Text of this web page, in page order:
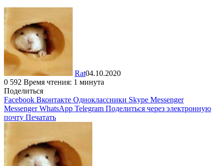
Rat04.10.2020
0 592 Время чтения: 1 минута
Поделиться
Facebook Вконтакте Одноклассники Skype Messenger
Messenger WhatsApp Telegram Поделиться через электронную
почту Печатать